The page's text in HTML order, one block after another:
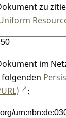
zu
im
: